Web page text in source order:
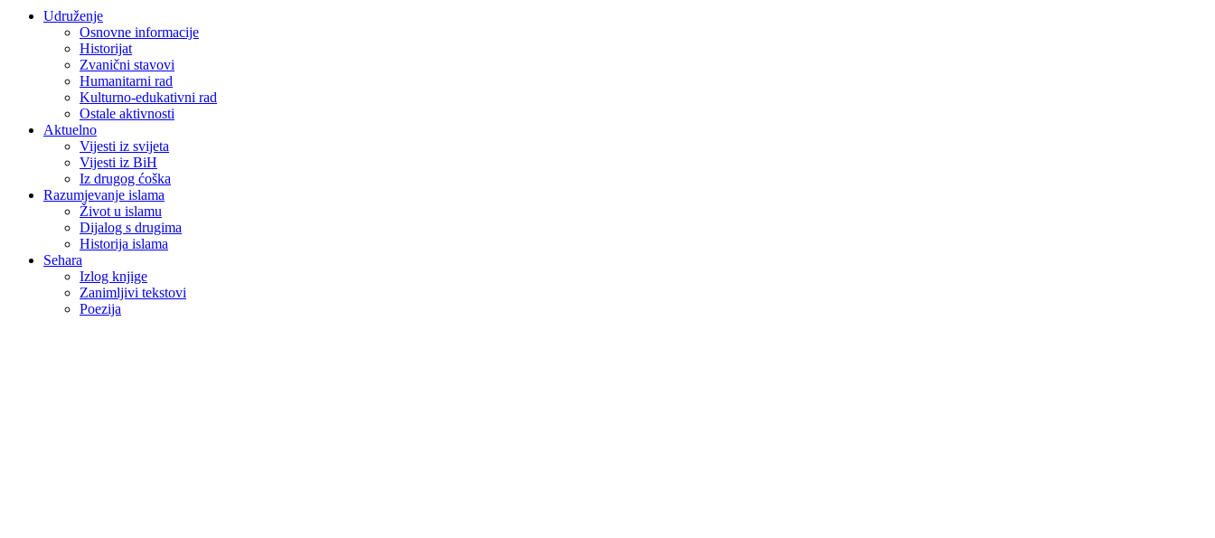
Udruženje
Osnovne informacije
Historijat
Zvanični stavovi
Humanitarni rad
Kulturno-edukativni rad
Ostale aktivnosti
Aktuelno
Vijesti iz svijeta
Vijesti iz BiH
Iz drugog ćoška
Razumjevanje islama
Život u islamu
Dijalog s drugima
Historija islama
Sehara
Izlog knjige
Zanimljivi tekstovi
Poezija